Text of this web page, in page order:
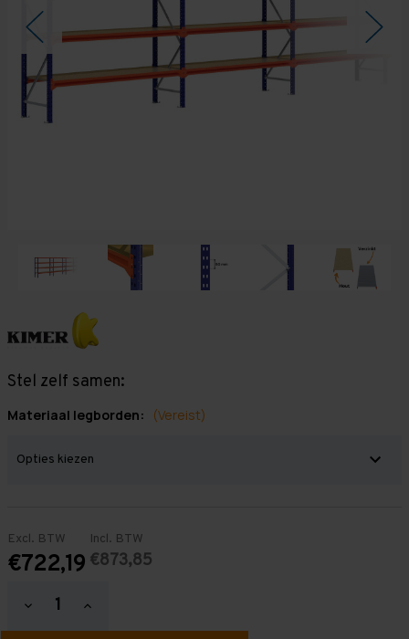
Stel zelf samen:
Materiaal legborden: (Vereist)
Excl. BTW
€722,19
Incl. BTW
€873,85
Hoeveelheid
verlagen
Hoeveelheid
verhogen